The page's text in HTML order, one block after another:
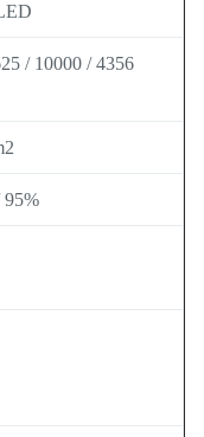
/ 10000 / 4356
95%